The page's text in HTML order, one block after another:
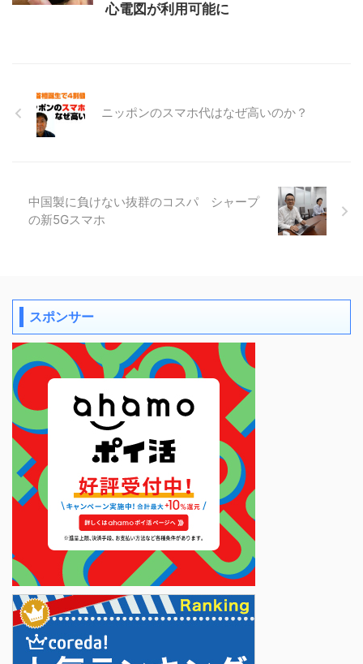
心電図が利用可能に
ニッポンのスマホ代はなぜ高いのか？
中国製に負けない抜群のコスパ シャープ
の新5Gスマホ
スポンサー